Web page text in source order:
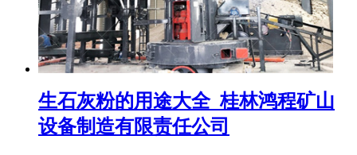
生石灰粉的用途大全_桂林鸿程矿山
设备制造有限责任公司